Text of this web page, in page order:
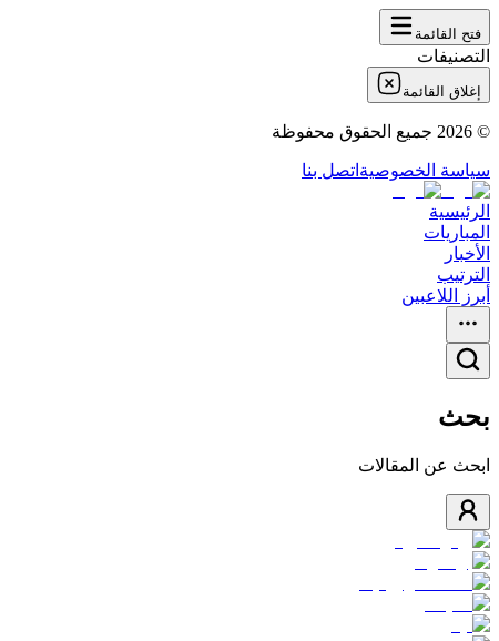
فتح القائمة
التصنيفات
إغلاق القائمة
©
2026 جميع الحقوق محفوظة
سياسة الخصوصية اتصل بنا
الرئيسية
المباريات
الأخبار
الترتيب
أبرز اللاعبين
بحث
ابحث عن المقالات